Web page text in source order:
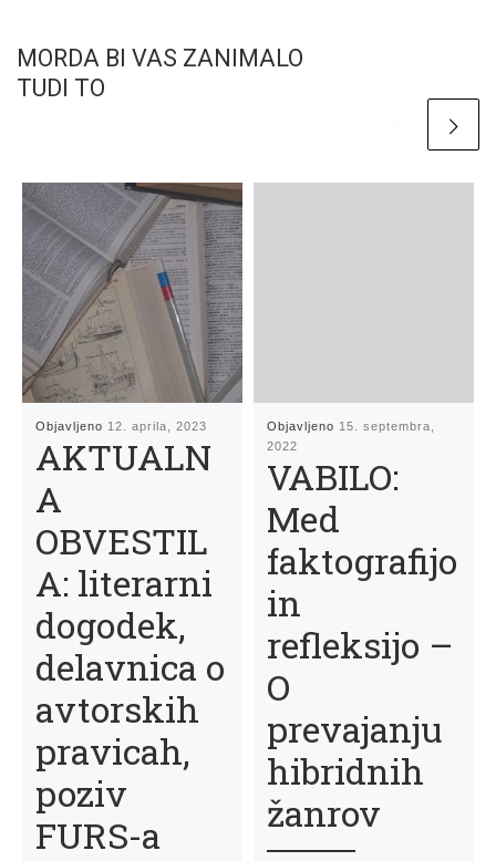
MORDA BI VAS ZANIMALO
TUDI TO
Objavljeno 12. aprila, 2023
AKTUALN
A
OBVESTIL
A: literarni
dogodek,
delavnica o
avtorskih
pravicah,
poziv
FURS-a
Objavljeno 15. septembra,
2022
VABILO:
Med
faktografijo
in
refleksijo –
O
prevajanju
hibridnih
žanrov